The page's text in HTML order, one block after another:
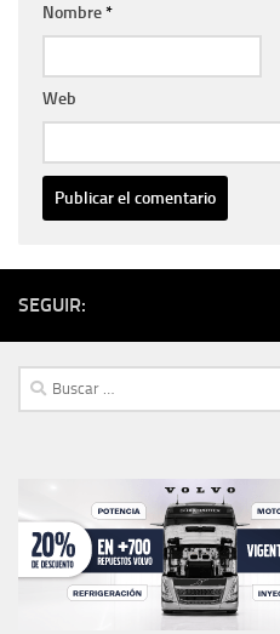
Nombre*
Web
SEGUIR:
Buscar: